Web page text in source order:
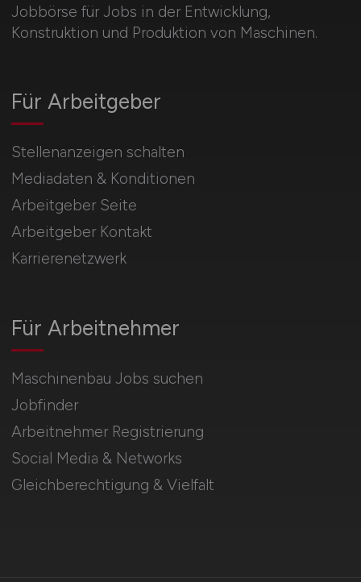
Jobbörse für Jobs in der Entwicklung,
Konstruktion und Produktion von Maschinen.
Für Arbeitnehmer
Maschinenbau Jobs suchen
Jobfinder
Arbeitnehmer Registrierung
Social Media & Networks
Gleichberechtigung & Vielfalt
Für Arbeitgeber
Stellenanzeigen schalten
Mediadaten & Konditionen
Arbeitgeber Seite
Arbeitgeber Kontakt
Karrierenetzwerk